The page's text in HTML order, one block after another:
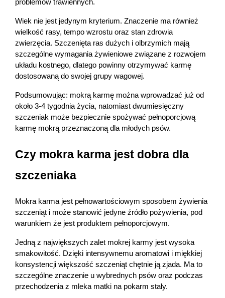
problemów trawiennych.
Wiek nie jest jedynym kryterium. Znaczenie ma również
wielkość rasy, tempo wzrostu oraz stan zdrowia
zwierzęcia. Szczenięta ras dużych i olbrzymich mają
szczególne wymagania żywieniowe związane z rozwojem
układu kostnego, dlatego powinny otrzymywać karmę
dostosowaną do swojej grupy wagowej.
Podsumowując: mokrą karmę można wprowadzać już od
około 3-4 tygodnia życia, natomiast dwumiesięczny
szczeniak może bezpiecznie spożywać pełnoporcjową
karmę mokrą przeznaczoną dla młodych psów.
Czy mokra karma jest dobra dla
szczeniaka
Mokra karma jest pełnowartościowym sposobem żywienia
szczeniąt i może stanowić jedyne źródło pożywienia, pod
warunkiem że jest produktem pełnoporcjowym.
Jedną z największych zalet mokrej karmy jest wysoka
smakowitość. Dzięki intensywnemu aromatowi i miękkiej
konsystencji większość szczeniąt chętnie ją zjada. Ma to
szczególne znaczenie u wybrednych psów oraz podczas
przechodzenia z mleka matki na pokarm stały.